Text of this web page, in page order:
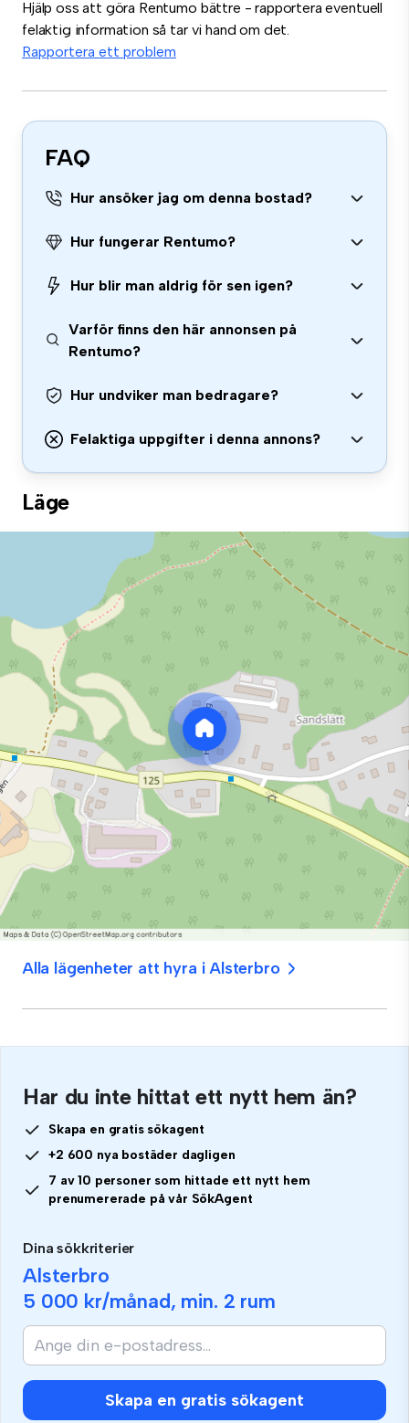
Hjälp oss att göra Rentumo bättre - rapportera eventuell
felaktig information så tar vi hand om det.
Rapportera ett problem
FAQ
Hur ansöker jag om denna bostad?
Hur fungerar Rentumo?
Hur blir man aldrig för sen igen?
Varför finns den här annonsen på
Rentumo?
Hur undviker man bedragare?
Felaktiga uppgifter i denna annons?
Läge
Alla lägenheter att hyra i Alsterbro
Har du inte hittat ett nytt hem än?
Skapa en gratis sökagent
+2 600 nya bostäder dagligen
7 av 10 personer som hittade ett nytt hem
prenumererade på vår SökAgent
Dina sökkriterier
Alsterbro
5 000 kr/månad, min. 2 rum
Skapa en gratis sökagent